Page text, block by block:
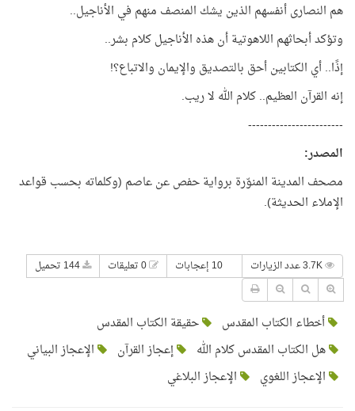
هم النصارى أنفسهم الذين يشك المنصف منهم في الأناجيل..
وتؤكد أبحاثهم اللاهوتية أن هذه الأناجيل كلام بشر..
إذًا.. أي الكتابين أحق بالتصديق والإيمان والاتباع؟!
إنه القرآن العظيم.. كلام الله لا ريب.
------------------------
المصدر:
مصحف المدينة المنوّرة برواية حفص عن عاصم (وكلماته بحسب قواعد
الإملاء الحديثة).
10 إعجابات
أخطاء الكتاب المقدس
حقيقة الكتاب المقدس
هل الكتاب المقدس كلام الله
إعجاز القرآن
الإعجاز البياني
الإعجاز اللغوي
الإعجاز البلاغي